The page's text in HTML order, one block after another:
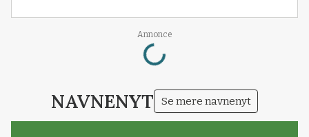
Annonce
Loading...
NAVNENYT Se mere navnenyt